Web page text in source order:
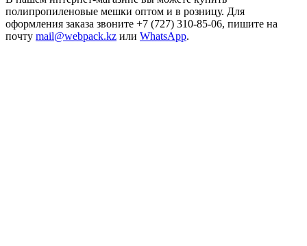
полипропиленовые мешки оптом и в розницу. Для
оформления заказа звоните +7 (727) 310-85-06, пишите на
почту mail@webpack.kz или WhatsApp.